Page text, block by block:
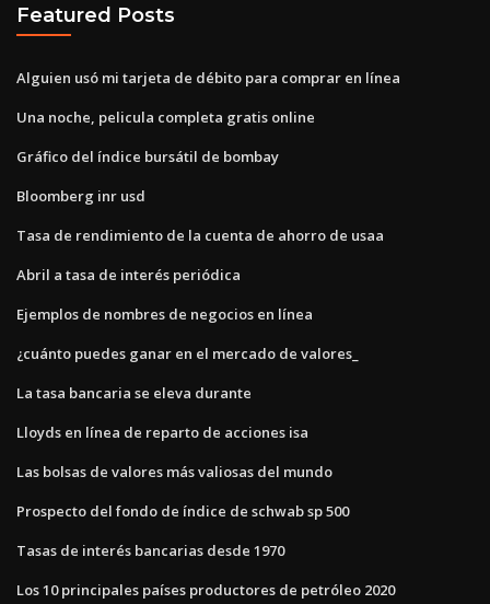
Featured Posts
Alguien usó mi tarjeta de débito para comprar en línea
Una noche, pelicula completa gratis online
Gráfico del índice bursátil de bombay
Bloomberg inr usd
Tasa de rendimiento de la cuenta de ahorro de usaa
Abril a tasa de interés periódica
Ejemplos de nombres de negocios en línea
¿cuánto puedes ganar en el mercado de valores_
La tasa bancaria se eleva durante
Lloyds en línea de reparto de acciones isa
Las bolsas de valores más valiosas del mundo
Prospecto del fondo de índice de schwab sp 500
Tasas de interés bancarias desde 1970
Los 10 principales países productores de petróleo 2020